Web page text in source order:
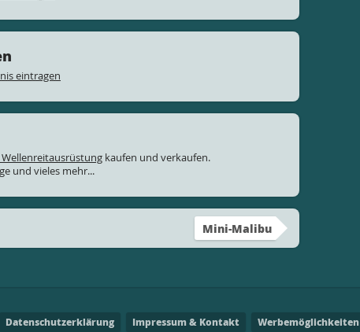
eintragen
kaufen und verkaufen.
und vieles mehr...
Mini-Malibu
Datenschutzerklärung Impressum & Kontakt Werbemöglichkeiten